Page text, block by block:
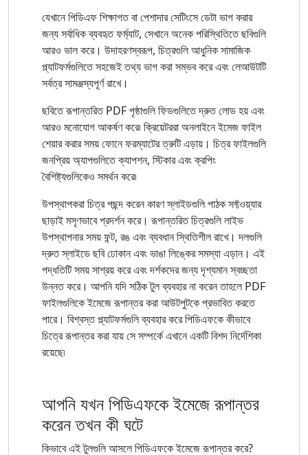
যেখানে পিডিএফ শিক্ষাগত বা পেশাদার সেটিংসে ডেটা ভাগ করার
জন্য সর্বাধিক ব্যবহৃত ফর্ম্যাট, সেখানে অনেক পরিস্থিতিতে ছবিগুলি
আরও ভাল করে। উদাহরণস্বরূপ, চিত্রগুলি আধুনিক সামাজিক
প্ল্যাটফর্মগুলিতে সহজেই তথ্য ভাগ করা সম্ভব করে এবং লেআউটটি
সর্বত্র সামঞ্জস্যপূর্ণ রাখে।
ছবিতে রূপান্তরিত PDF পৃষ্ঠাগুলি ফিডগুলিতে দ্রুত লোড হয় এবং
আরও মনোযোগ আকর্ষণ করে৷ ক্রিয়েটররা অনলাইনে ইমেজ ফাইল
শেয়ার করার সময় ফোনে ফরম্যাটের ত্রুটি এড়ায়। চিত্র ফাইলগুলি
জনপ্রিয় অ্যাপগুলিতে ক্যাপশন, স্টিকার এবং ক্রপিং
বৈশিষ্ট্যগুলিকেও সমর্থন করে৷
উপস্থাপকরা চিত্র পছন্দ করেন কারণ স্লাইডগুলি পাঠক সফ্টওয়্যার
ছাড়াই মসৃণভাবে প্রদর্শন করে। রূপান্তরিত চিত্রগুলি লাইভ
উপস্থাপনার সময় ফন্ট, রঙ এবং ব্যবধান স্থিতিশীল রাখে। দলগুলি
দ্রুত স্লাইডে ছবি ঢোকান এবং ভাঙা লিঙ্কের সমস্যা এড়ান। এই
পদ্ধতিটি সময় সাশ্রয় করে এবং দর্শকদের জন্য দৃশ্যমান স্বচ্ছতা
উন্নত করে। আপনি যদি সঠিক টুল ব্যবহার না করেন তাহলে PDF
ফাইলগুলিকে ইমেজে রূপান্তর করা আউটপুটকে প্রভাবিত করতে
পারে। বিশ্বস্ত প্ল্যাটফর্মগুলি ব্যবহার করে পিডিএফকে কীভাবে
চিত্রে রূপান্তর করা যায় সে সম্পর্কে এখানে একটি বিশদ নির্দেশিকা
রয়েছে৷
আপনি যখন পিডিএফকে ইমেজে রূপান্তর
করেন তখন কী ঘটে
কিভাবে এই টুলগুলি আসলে পিডিএফকে ইমেজে রূপান্তর করে?